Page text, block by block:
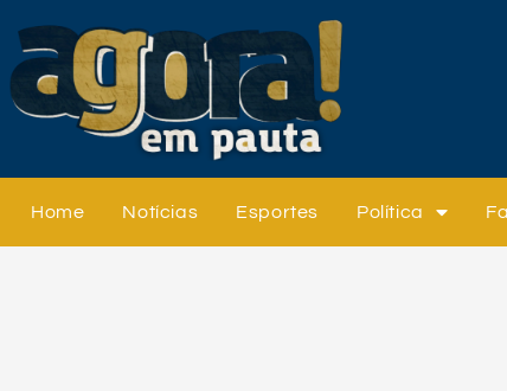
Home Notícias Esportes Política